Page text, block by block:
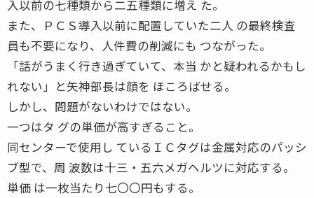
入以前の七種類から二五種類に増え た。
また、ＰＣＳ導入以前に配置していた二人 の最終検査
員も不要になり、人件費の削減にも つながった。
「話がうまく行き過ぎていて、本当 かと疑われるかもし
れない」と矢神部長は顔を ほころばせる。
しかし、問題がないわけではない。
一つはタ グの単価が高すぎること。
同センターで使用し ているＩＣタグは金属対応のパッシ
ブ型で、周 波数は十三・五六メガヘルツに対応する。
単価 は一枚当たり七〇〇円もする。